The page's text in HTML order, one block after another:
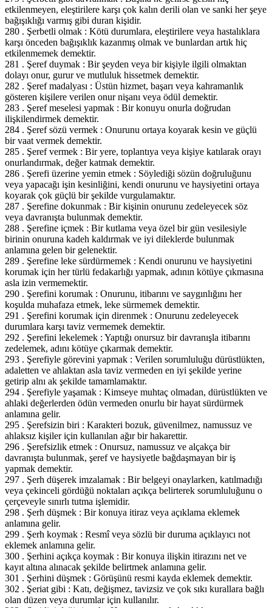
etkilenmeyen, eleştirilere karşı çok kalın derili olan ve sanki her şeye
bağışıklığı varmış gibi duran kişidir.
280 . Şerbetli olmak : Kötü durumlara, eleştirilere veya hastalıklara
karşı önceden bağışıklık kazanmış olmak ve bunlardan artık hiç
etkilenmemek demektir.
281 . Şeref duymak : Bir şeyden veya bir kişiyle ilgili olmaktan
dolayı onur, gurur ve mutluluk hissetmek demektir.
282 . Şeref madalyası : Üstün hizmet, başarı veya kahramanlık
gösteren kişilere verilen onur nişanı veya ödül demektir.
283 . Şeref meselesi yapmak : Bir konuyu onurla doğrudan
ilişkilendirmek demektir.
284 . Şeref sözü vermek : Onurunu ortaya koyarak kesin ve güçlü
bir vaat vermek demektir.
285 . Şeref vermek : Bir yere, toplantıya veya kişiye katılarak orayı
onurlandırmak, değer katmak demektir.
286 . Şerefi üzerine yemin etmek : Söylediği sözün doğruluğunu
veya yapacağı işin kesinliğini, kendi onurunu ve haysiyetini ortaya
koyarak çok güçlü bir şekilde vurgulamaktır.
287 . Şerefine dokunmak : Bir kişinin onurunu zedeleyecek söz
veya davranışta bulunmak demektir.
288 . Şerefine içmek : Bir kutlama veya özel bir gün vesilesiyle
birinin onuruna kadeh kaldırmak ve iyi dileklerde bulunmak
anlamına gelen bir gelenektir.
289 . Şerefine leke sürdürmemek : Kendi onurunu ve haysiyetini
korumak için her türlü fedakarlığı yapmak, adının kötüye çıkmasına
asla izin vermemektir.
290 . Şerefini korumak : Onurunu, itibarını ve saygınlığını her
koşulda muhafaza etmek, leke sürmemek demektir.
291 . Şerefini korumak için direnmek : Onurunu zedeleyecek
durumlara karşı taviz vermemek demektir.
292 . Şerefini lekelemek : Yaptığı onursuz bir davranışla itibarını
zedelemek, adını kötüye çıkarmak demektir.
293 . Şerefiyle görevini yapmak : Verilen sorumluluğu dürüstlükten,
adaletten ve ahlaktan asla taviz vermeden en iyi şekilde yerine
getirip alnı ak şekilde tamamlamaktır.
294 . Şerefiyle yaşamak : Kimseye muhtaç olmadan, dürüstlükten ve
ahlaki değerlerden ödün vermeden onurlu bir hayat sürdürmek
anlamına gelir.
295 . Şerefsizin biri : Karakteri bozuk, güvenilmez, namussuz ve
ahlaksız kişiler için kullanılan ağır bir hakarettir.
296 . Şerefsizlik etmek : Onursuz, namussuz ve alçakça bir
davranışta bulunmak, şeref ve haysiyetle bağdaşmayan bir iş
yapmak demektir.
297 . Şerh düşerek imzalamak : Bir belgeyi onaylarken, katılmadığı
veya çekinceli gördüğü noktaları açıkça belirterek sorumluluğunu o
çerçeveyle sınırlı tutma işlemidir.
298 . Şerh düşmek : Bir konuya itiraz veya açıklama eklemek
anlamına gelir.
299 . Şerh koymak : Resmî veya sözlü bir duruma açıklayıcı not
eklemek anlamına gelir.
300 . Şerhini açıkça koymak : Bir konuya ilişkin itirazını net ve
kayıt altına alınacak şekilde belirtmek anlamına gelir.
301 . Şerhini düşmek : Görüşünü resmi kayda eklemek demektir.
302 . Şeriat gibi : Katı, değişmez, tavizsiz ve çok sıkı kurallara bağlı
olan düzen veya durumlar için kullanılır.